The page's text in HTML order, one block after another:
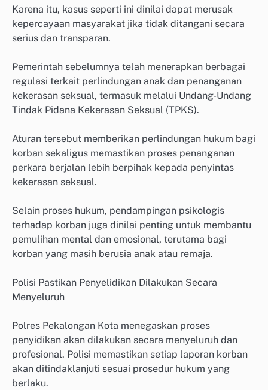
Karena itu, kasus seperti ini dinilai dapat merusak
kepercayaan masyarakat jika tidak ditangani secara
serius dan transparan.
Pemerintah sebelumnya telah menerapkan berbagai
regulasi terkait perlindungan anak dan penanganan
kekerasan seksual, termasuk melalui Undang-Undang
Tindak Pidana Kekerasan Seksual (TPKS).
Aturan tersebut memberikan perlindungan hukum bagi
korban sekaligus memastikan proses penanganan
perkara berjalan lebih berpihak kepada penyintas
kekerasan seksual.
Selain proses hukum, pendampingan psikologis
terhadap korban juga dinilai penting untuk membantu
pemulihan mental dan emosional, terutama bagi
korban yang masih berusia anak atau remaja.
Polisi Pastikan Penyelidikan Dilakukan Secara
Menyeluruh
Polres Pekalongan Kota menegaskan proses
penyidikan akan dilakukan secara menyeluruh dan
profesional. Polisi memastikan setiap laporan korban
akan ditindaklanjuti sesuai prosedur hukum yang
berlaku.